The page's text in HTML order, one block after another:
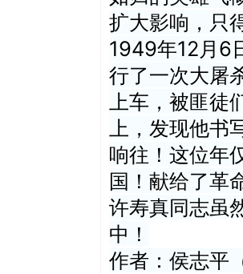
扩大影响，只
1949年12月6
行了一次大屠
上车，被匪徒
上，发现他书
响往！这位年
国！献给了革
许寿真同志虽
中！
作者：侯志平